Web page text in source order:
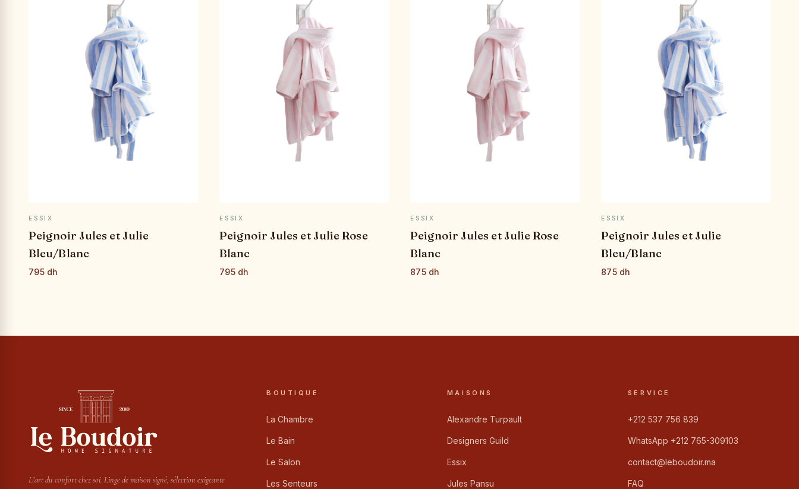
ESSIX
Peignoir Jules et Julie
Bleu/Blanc
795 dh
ESSIX
Peignoir Jules et Julie Rose
Blanc
795 dh
ESSIX
Peignoir Jules et Julie Rose
Blanc
875 dh
ESSIX
Peignoir Jules et Julie
Bleu/Blanc
875 dh
L’art du confort chez soi. Linge de maison signé, sélection exigeante
BOUTIQUE
La Chambre
Le Bain
Le Salon
Les Senteurs
MAISONS
Alexandre Turpault
Designers Guild
Essix
Jules Pansu
SERVICE
+212 537 756 839
WhatsApp +212 765-309103
contact@leboudoir.ma
FAQ